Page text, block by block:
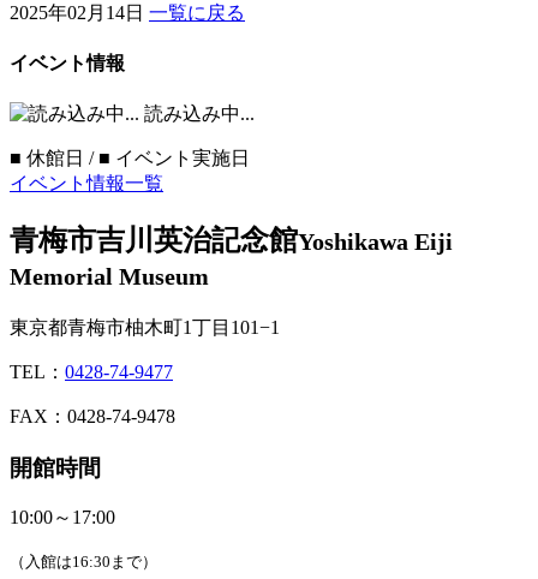
2025年02月14日 一覧に戻る
イベント情報
読み込み中...
■ 休館日 / ■ イベント実施日
イベント情報一覧
青梅市吉川英治記念館Yoshikawa Eiji
Memorial Museum
東京都青梅市柚木町1丁目101−1
TEL： 0428-74-9477
FAX：0428-74-9478
開館時間
10:00～17:00
（入館は16:30まで）